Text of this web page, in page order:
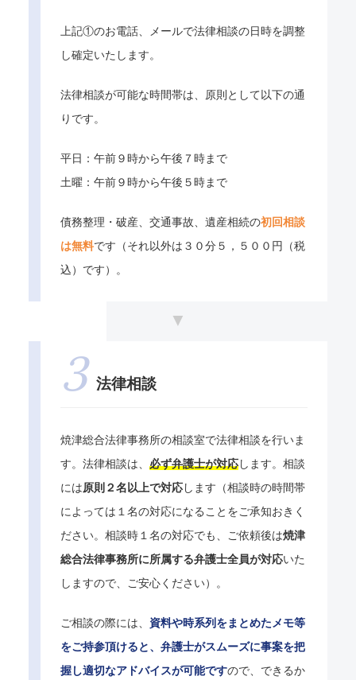
上記①のお電話、メールで法律相談の日時を調整
し確定いたします。
法律相談が可能な時間帯は、原則として以下の通
りです。
平日：午前９時から午後７時まで
土曜：午前９時から午後５時まで
債務整理・破産、交通事故、遺産相続の初回相談
は無料です（それ以外は３０分５，５００円（税
込）です）。
法律相談
焼津総合法律事務所の相談室で法律相談を行いま
す。法律相談は、 必ず弁護士が対応します。相談
には原則２名以上で対応します（相談時の時間帯
によっては１名の対応になることをご承知おきく
ださい。相談時１名の対応でも、ご依頼後は焼津
総合法律事務所に所属する弁護士全員が対応いた
しますので、ご安心ください）。
ご相談の際には、 資料や時系列をまとめたメモ等
をご持参頂けると、弁護士がスムーズに事案を把
握し適切なアドバイスが可能ですので、できるか